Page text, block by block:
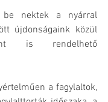
be nektek a nyárral
újdonságaink közül
is rendelhető
a fagylaltok,